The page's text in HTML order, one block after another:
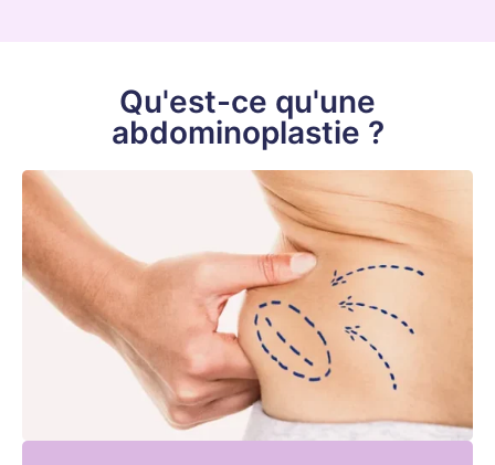
Qu'est-ce qu'une
abdominoplastie ?